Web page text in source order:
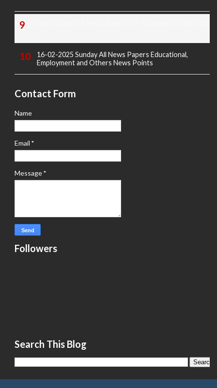
16-02-2025 Sunday All News Papers Educational,
Employment and Others News Points
Contact Form
Name
Email *
Message*
Followers
Search This Blog